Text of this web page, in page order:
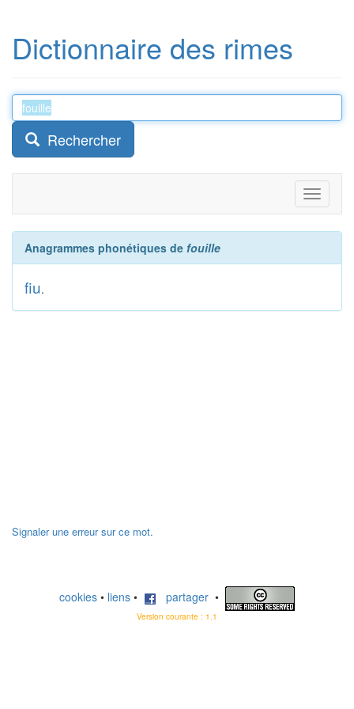
Dictionnaire des rimes
Rechercher
Toggle
Anagrammes phonétiques de fouille
fiu.
Signaler une erreur sur ce mot.
cookies • liens • partager •
Version courante : 1.1